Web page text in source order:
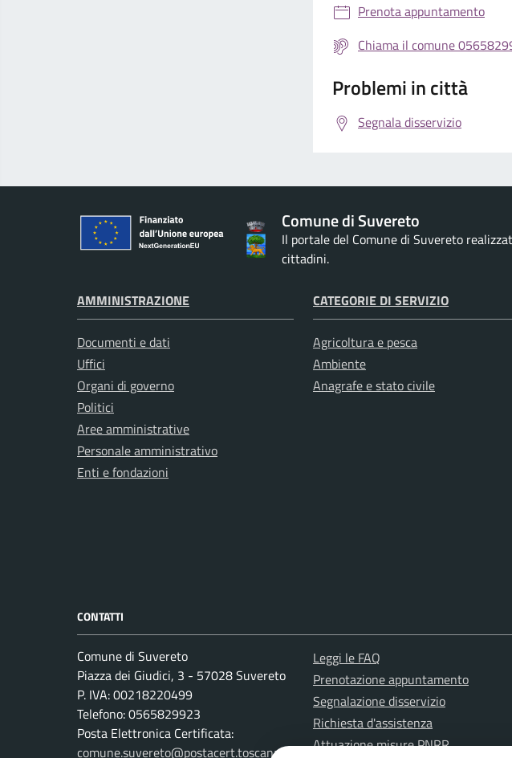
Prenota appuntamento
Chiama il comune
Problemi in città
Segnala disservizio
Comune di Suvereto
Il portale del Comune di Suvereto
cittadini.
AMMINISTRAZIONE
Documenti e dati
Uffici
Organi di governo
Politici
Aree amministrative
Personale amministrativo
Enti e fondazioni
CATEGORIE DI SERVIZIO
Agricoltura e pesca
Ambiente
Anagrafe e stato civile
CONTATTI
Comune di Suvereto
Piazza dei Giudici, 3 - 57028 Suvereto
P. IVA: 00218220499
Telefono: 0565829923
Posta Elettronica Certificata:
comune.suvereto@postacert.toscana.it
Leggi le FAQ
Prenotazione appuntamento
Segnalazione disservizio
Richiesta d'assistenza
Attuazione misure PNRR